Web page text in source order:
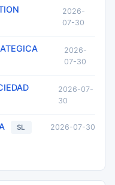
2026-
07-30
2026-
07-30
2026-07-
30
SL 2026-07-30